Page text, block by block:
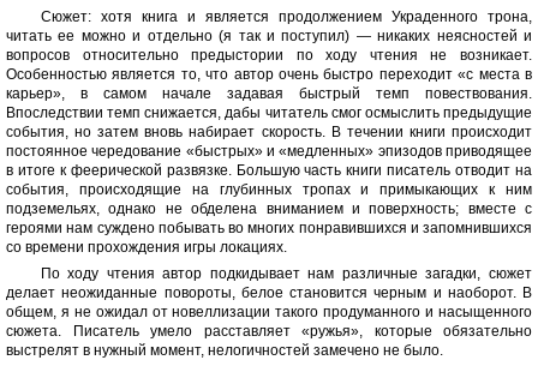
Сюжет: хотя книга и является продолжением Украденного трона,
читать ее можно и отдельно (я так и поступил) — никаких неясностей и
вопросов относительно предыстории по ходу чтения не возникает.
Особенностью является то, что автор очень быстро переходит «с места в
карьер», в самом начале задавая быстрый темп повествования.
Впоследствии темп снижается, дабы читатель смог осмыслить предыдущие
события, но затем вновь набирает скорость. В течении книги происходит
постоянное чередование «быстрых» и «медленных» эпизодов приводящее
в итоге к феерической развязке. Большую часть книги писатель отводит на
события, происходящие на глубинных тропах и примыкающих к ним
подземельях, однако не обделена вниманием и поверхность; вместе с
героями нам суждено побывать во многих понравившихся и запомнившихся
со времени прохождения игры локациях.
По ходу чтения автор подкидывает нам различные загадки, сюжет
делает неожиданные повороты, белое становится черным и наоборот. В
общем, я не ожидал от новеллизации такого продуманного и насыщенного
сюжета. Писатель умело расставляет «ружья», которые обязательно
выстрелят в нужный момент, нелогичностей замечено не было.